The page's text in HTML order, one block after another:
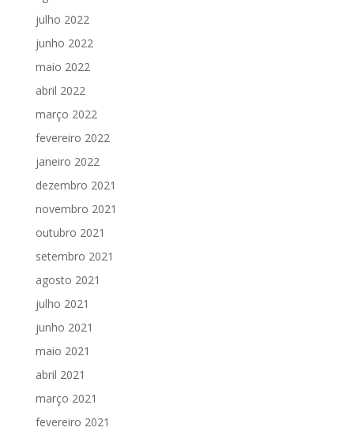
julho 2022
junho 2022
maio 2022
abril 2022
março 2022
fevereiro 2022
janeiro 2022
dezembro 2021
novembro 2021
outubro 2021
setembro 2021
agosto 2021
julho 2021
junho 2021
maio 2021
abril 2021
março 2021
fevereiro 2021